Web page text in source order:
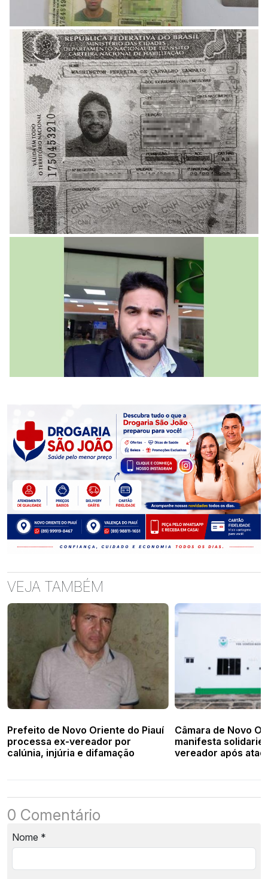
VEJA TAMBÉM
Prefeito de Novo Oriente do Piauí
processa ex-vereador por
calúnia, injúria e difamação
Câmara de Novo
manifesta
vereador após
0 Comentário
Nome *